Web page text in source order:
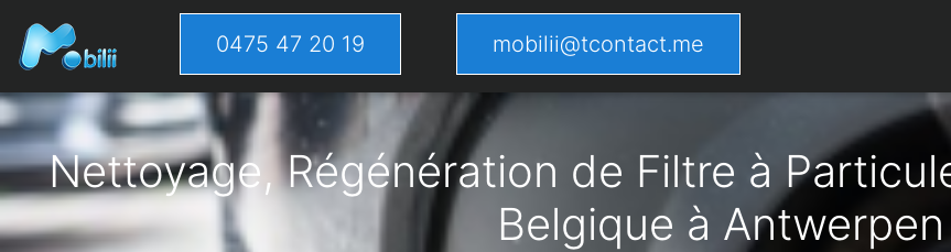
0475 47 20 19 mobilii@tcontact.me
Nettoyage, Régénération de Filtre à
Belgique à